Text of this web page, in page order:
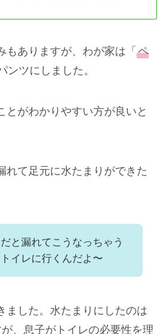
もありますが、わが家は「 ペ
ンツにしました。
とがわかりやすい方が良いと
れて足元に水たまりができた
と漏れてこうなっちゃう
イレに行くんだよ〜
ました。水たまりにしたのは
、息子がトイレの必要性を理